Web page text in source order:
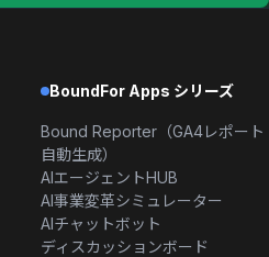
BoundFor Apps シリーズ
Bound Reporter（GA4レポート
自動生成）
AIエージェントHUB
AI事業変革シミュレーター
AIチャットボット
ディスカッションボード